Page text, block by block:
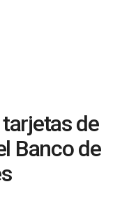
de
Banco de